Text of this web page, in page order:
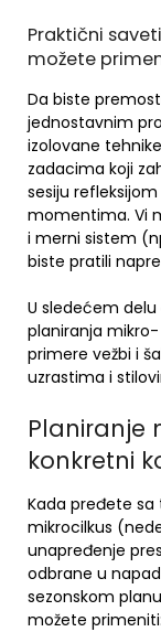
Praktični
možete
Da biste
jednostavnim
izolovane
zadacima koji
sesiju
momentima. Vi
i merni sistem
biste pratili
U sledećem
planiranja
primere vežbi i
uzrastima i
Planiranje
konkretni
Kada pređete sa
mikrocilkus
unapređenje
odbrane u
sezonskom
možete primeniti: